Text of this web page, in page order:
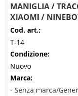
MANIGLIA /
XIAOMI /
Cod. art.:
T-14
Condizione:
Nuovo
Marca:
- Senza marca/